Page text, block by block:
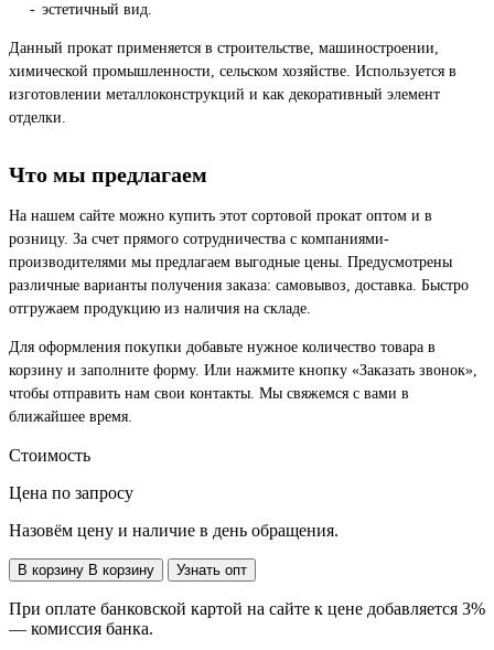
эстетичный вид.
Данный прокат применяется в строительстве, машиностроении,
химической промышленности, сельском хозяйстве. Используется в
изготовлении металлоконструкций и как декоративный элемент
отделки.
Что мы предлагаем
На нашем сайте можно купить этот сортовой прокат оптом и в
розницу. За счет прямого сотрудничества с компаниями-
производителями мы предлагаем выгодные цены. Предусмотрены
различные варианты получения заказа: самовывоз, доставка. Быстро
отгружаем продукцию из наличия на складе.
Для оформления покупки добавьте нужное количество товара в
корзину и заполните форму. Или нажмите кнопку «Заказать звонок»,
чтобы отправить нам свои контакты. Мы свяжемся с вами в
ближайшее время.
Стоимость
Цена по запросу
Назовём цену и наличие в день обращения.
В корзину В корзину Узнать опт
При оплате банковской картой на сайте к цене добавляется 3%
— комиссия банка.